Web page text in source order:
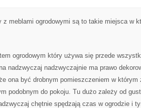
z meblami ogrodowymi są to takie miejsca w
ogrodowym który używa się przede
nadzwyczaj nadzwyczajnie ma prawo
ona być drobnym pomieszczeniem w
podobnym do pokoju. Tu dużo zależy od
chętnie spędzają czas w ogrodzie i